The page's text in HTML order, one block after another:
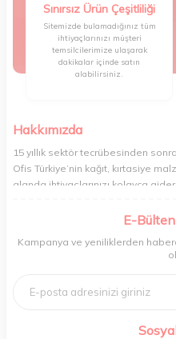
Sınırsız Ürün Çeşitliliği
Sitemizde bulamadığınız tüm
ihtiyaçlarınızı müşteri
temsilcilerimize ulaşarak
dakikalar içinde satın
alabilirsiniz.
Hakkımızda
15 yıllık sektör tecrübesinden
Ofis Türkiye’nin kağıt, kırtasiye
alanda ihtiyaçlarınızı kolayca
veya yaşam alanınızın tüm
gideren ve gelişmiş ağıyla sizi
şirket ve işyeri yönetimini her
tedarik edebilmenizi sağlar.
E-
Kampanya ve yeniliklerden